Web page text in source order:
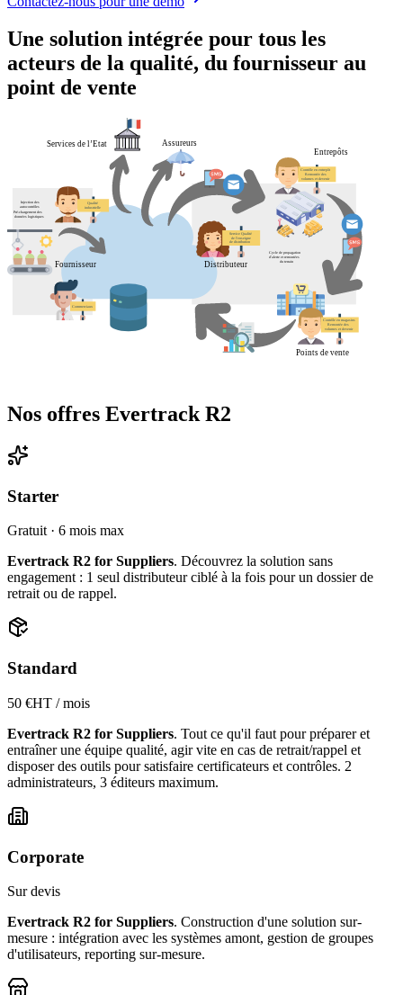
Une solution intégrée pour tous les
acteurs de la qualité, du fournisseur au
point de vente
Nos offres Evertrack R2
Starter
Gratuit · 6 mois max
Evertrack R2 for Suppliers. Découvrez la solution sans
engagement : 1 seul distributeur ciblé à la fois pour un dossier de
retrait ou de rappel.
Standard
50 €HT / mois
Evertrack R2 for Suppliers. Tout ce qu'il faut pour préparer et
entraîner une équipe qualité, agir vite en cas de retrait/rappel et
disposer des outils pour satisfaire certificateurs et contrôles. 2
administrateurs, 3 éditeurs maximum.
Corporate
Sur devis
Evertrack R2 for Suppliers. Construction d'une solution sur-
mesure : intégration avec les systèmes amont, gestion de groupes
d'utilisateurs, reporting sur-mesure.